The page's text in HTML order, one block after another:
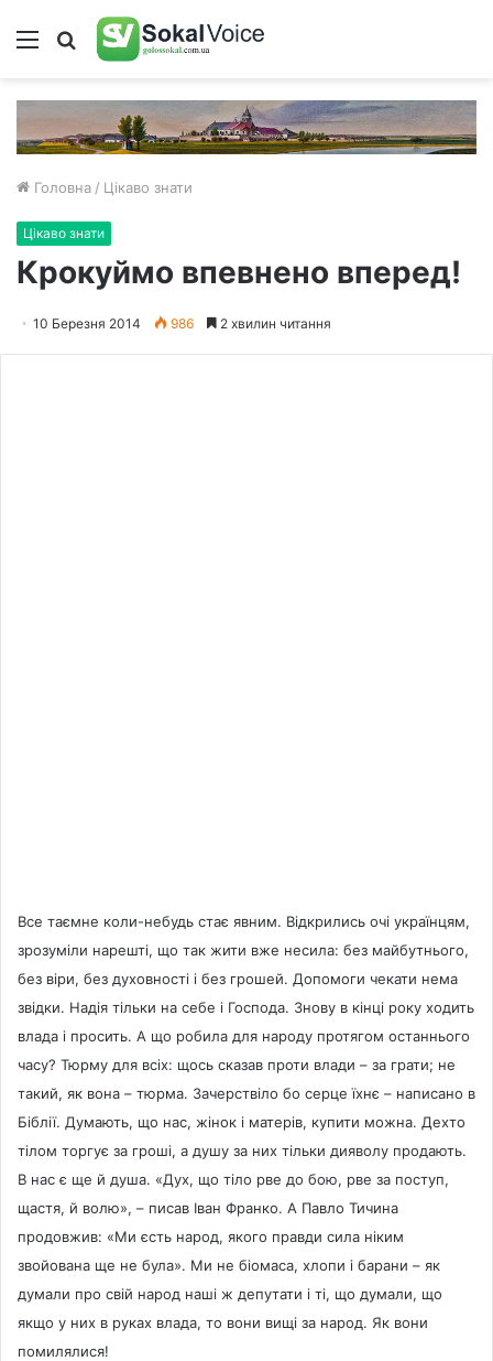
Меню Пошук
Головна / Цікаво знати
Цікаво знати
Крокуймо впевнено вперед!
10 Березня 2014 986 2 хвилин читання
Все таємне коли-небудь стає явним. Відкрились очі українцям,
зрозуміли нарешті, що так жити вже несила: без майбутнього,
без віри, без духовності і без грошей. Допомоги чекати нема
звідки. Надія тільки на себе і Господа. Знову в кінці року ходить
влада і просить. А що робила для народу протягом останнього
часу? Тюрму для всіх: щось сказав проти влади – за грати; не
такий, як вона – тюрма. Зачерствіло бо серце їхнє – написано в
Біблії. Думають, що нас, жінок і матерів, купити можна. Дехто
тілом торгує за гроші, а душу за них тільки дияволу продають.
В нас є ще й душа. «Дух, що тіло рве до бою, рве за поступ,
щастя, й волю», – писав Іван Франко. А Павло Тичина
продовжив: «Ми єсть народ, якого правди сила ніким
звойована ще не була». Ми не біомаса, хлопи і барани – як
думали про свій народ наші ж депутати і ті, що думали, що
якщо у них в руках влада, то вони вищі за народ. Як вони
помилялися!